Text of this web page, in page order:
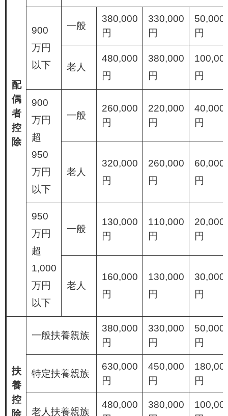
配
偶
者
控
除
900
万円
以下
一般
380,000
円
330,000
円
50,000
円
老人
480,000
円
380,000
円
円
900
万円
超
950
万円
以下
一般
260,000
円
220,000
円
40,000
円
老人
320,000
円
260,000
円
60,000
円
950
万円
超
1,000
万円
以下
一般
130,000
円
110,000
円
20,000
円
老人
160,000
円
130,000
円
30,000
円
扶
養
控
除
一般扶養親族
380,000
円
330,000
円
50,000
円
特定扶養親族
630,000
円
450,000
円
円
老人扶養親族
480,000
380,000